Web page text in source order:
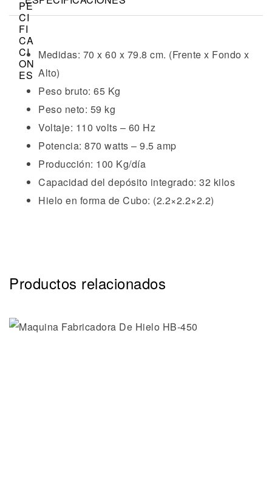
Medidas: 70 x 60 x 79.8 cm. (Frente x Fondo x
Alto)
Peso bruto: 65 Kg
Peso neto: 59 kg
Voltaje: 110 volts – 60 Hz
Potencia: 870 watts – 9.5 amp
Producción: 100 Kg/día
Capacidad del depósito integrado: 32 kilos
Hielo en forma de Cubo: (2.2×2.2×2.2)
Productos relacionados